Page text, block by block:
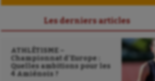
Les derniers articles
ATHLÉTISME –
Championnat d’Europe :
Quelles ambitions pour les
4 Amiénois ?